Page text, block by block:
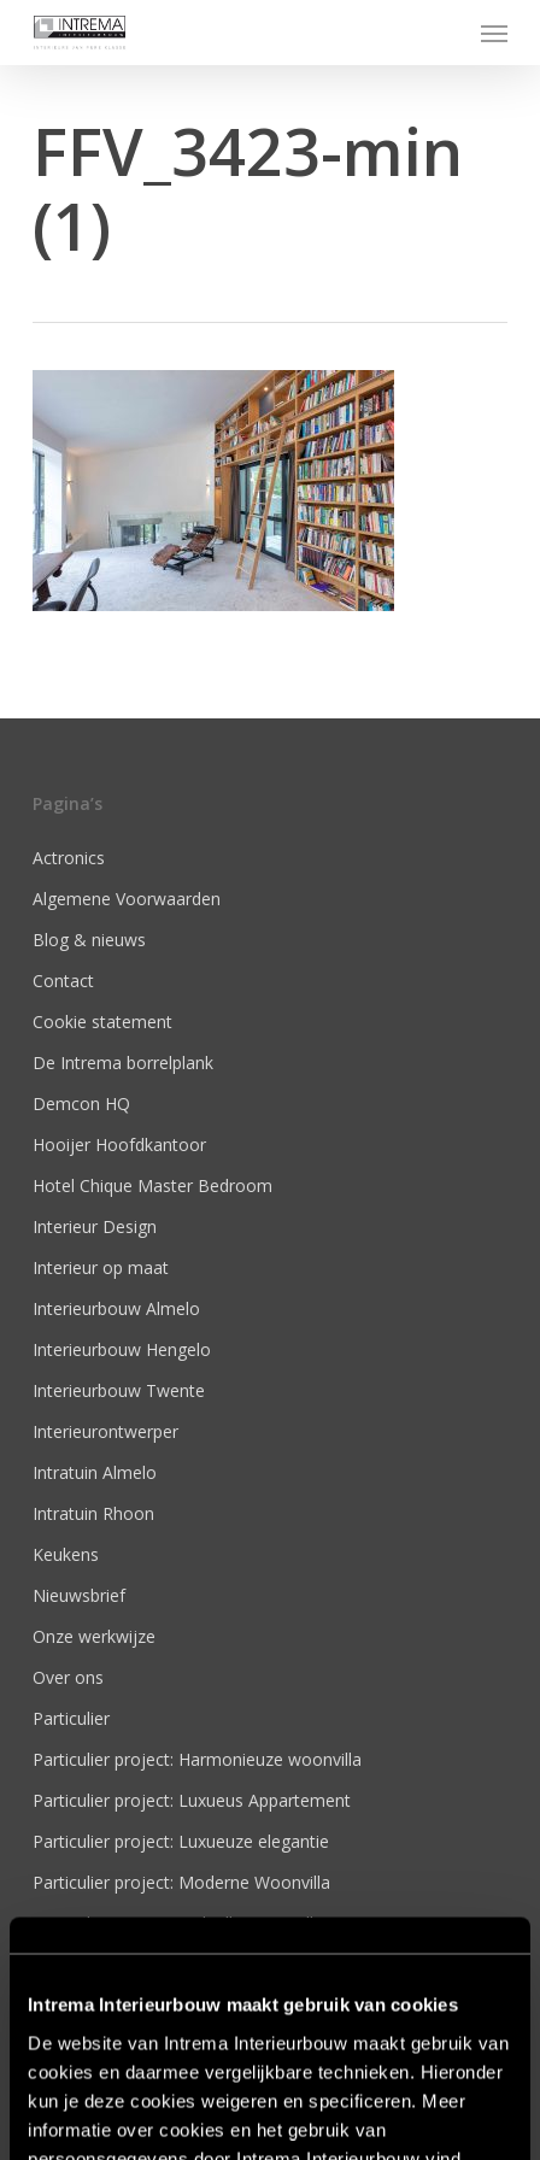
Intrema Interieurbouw maakt gebruik van cookies
De website van Intrema Interieurbouw maakt gebruik van
cookies en daarmee vergelijkbare technieken. Hieronder
kun je deze cookies weigeren en specificeren. Meer
informatie over cookies en het gebruik van
Menu
FFV_3423-min
(1)
Pagina’s
Actronics
Algemene Voorwaarden
Blog & nieuws
Contact
Cookie statement
De Intrema borrelplank
Demcon HQ
Hooijer Hoofdkantoor
Hotel Chique Master Bedroom
Interieur Design
Interieur op maat
Interieurbouw Almelo
Interieurbouw Hengelo
Interieurbouw Twente
Interieurontwerper
Intratuin Almelo
Intratuin Rhoon
Keukens
Nieuwsbrief
Onze werkwijze
Over ons
Particulier
Particulier project: Harmonieuze woonvilla
Particulier project: Luxueus Appartement
Particulier project: Luxueuze elegantie
Particulier project: Moderne Woonvilla
Particulier project: Stijlvolle Woonvilla
Projecten
Referenties
Samenwerken
Sensire